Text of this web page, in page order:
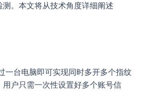
。本文将从技术角度详细阐述
一台电脑即可实现同时多开多个指纹
户只需一次性设置好多个账号信